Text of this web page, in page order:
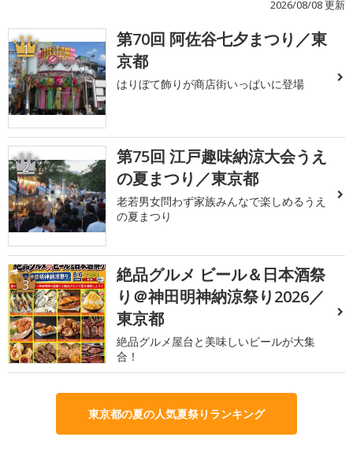
2026/08/08 更新
1
第70回 阿佐谷七夕まつり／東
京都
はりぼて飾りが商店街いっぱいに登場
2
第75回 江戸趣味納涼大会うえ
の夏まつり／東京都
老若男女問わず家族みんなで楽しめるうえ
の夏まつり
3
絶品グルメ ビール＆日本酒祭
り＠神田明神納涼祭り2026／
東京都
絶品グルメ屋台と美味しいビールが大集
合！
東京都の夏の人気夏祭りランキング